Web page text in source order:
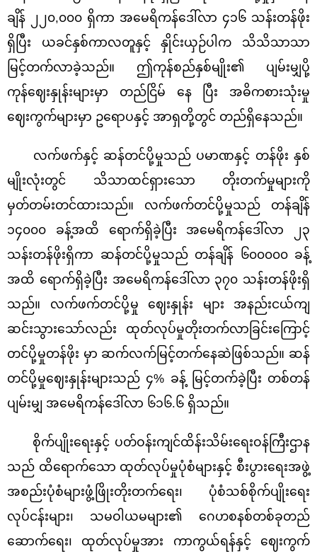
ချိန် ၂၂၀,၀၀၀ ရှိကာ အမေရိကန်ဒေါ်လာ ၄၁၆ သန်းတန်ဖိုး
ရှိပြီး ယခင်နှစ်ကာလတူနှင့် နှိုင်းယှဉ်ပါက သိသိသာသာ
မြင့်တက်လာခဲ့သည်။ ဤကုန်စည်နှစ်မျိုး၏ ပျမ်းမျှပို့
ကုန်ဈေးနှုန်းများမှာ တည်ငြိမ် နေ ပြီး အဓိကစားသုံးမှု
ဈေးကွက်များမှာ ဥရောပနှင့် အာရှတို့တွင် တည်ရှိနေသည်။
လက်ဖက်နှင့် ဆန်တင်ပို့မှုသည် ပမာဏနှင့် တန်ဖိုး နှစ်
မျိုးလုံးတွင် သိသာထင်ရှားသော တိုးတက်မှုများကို
မှတ်တမ်းတင်ထားသည်။ လက်ဖက်တင်ပို့မှုသည် တန်ချိန်
၁၄၀၀၀ ခန့်အထိ ရောက်ရှိခဲ့ပြီး အမေရိကန်ဒေါ်လာ ၂၃
သန်းတန်ဖိုးရှိကာ ဆန်တင်ပို့မှုသည် တန်ချိန် ၆၀၀၀၀၀ ခန့်
အထိ ရောက်ရှိခဲ့ပြီး အမေရိကန်ဒေါ်လာ ၃၇၀ သန်းတန်ဖိုးရှိ
သည်။ လက်ဖက်တင်ပို့မှု ဈေးနှုန်း များ အနည်းငယ်ကျ
ဆင်းသွားသော်လည်း ထုတ်လုပ်မှုတိုးတက်လာခြင်းကြောင့်
တင်ပို့မှုတန်ဖိုး မှာ ဆက်လက်မြင့်တက်နေဆဲဖြစ်သည်။ ဆန်
တင်ပို့မှုဈေးနှုန်းများသည် ၄% ခန့် မြင့်တက်ခဲ့ပြီး တစ်တန်
ပျမ်းမျှ အမေရိကန်ဒေါ်လာ ၆၁၆.၆ ရှိသည်။
စိုက်ပျိုးရေးနှင့် ပတ်ဝန်းကျင်ထိန်းသိမ်းရေးဝန်ကြီးဌာန
သည် ထိရောက်သော ထုတ်လုပ်မှုပုံစံများနှင့် စီးပွားရေးအဖွဲ့
အစည်းပုံစံများဖွံ့ဖြိုးတိုးတက်ရေး၊ ပုံစံသစ်စိုက်ပျိုးရေး
လုပ်ငန်းများ၊ သမဝါယမများ၏ ဂေဟစနစ်တစ်ခုတည်
ဆောက်ရေး၊ ထုတ်လုပ်မှုအား ကာကွယ်ရန်နှင့် ဈေးကွက်